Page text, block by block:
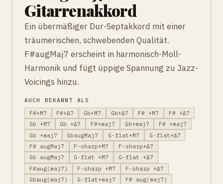
Gitarrenakkord
Ein übermäßiger Dur-Septakkord mit einer
träumerischen, schwebenden Qualität.
F#augMaj7 erscheint in harmonisch-Moll-
Harmonik und fügt üppige Spannung zu Jazz-
Voicings hinzu.
AUCH BEKANNT ALS
F#+M7
F#+Δ7 Gb+M7 Gb+Δ7 F# +M7
F# +Δ7
Gb +M7
Gb +Δ7 F#+maj7 Gb+maj7
F# +maj7
Gb +maj7
GbaugMaj7 G-flat+M7
G-flat+Δ7
F# augMaj7
F-sharp+M7
F-sharp+Δ7
Gb augMaj7
G-flat +M7
G-flat +Δ7
F#aug(maj7)
F-sharp +M7
F-sharp +Δ7
Gbaug(maj7)
G-flat+maj7
F# aug(maj7)